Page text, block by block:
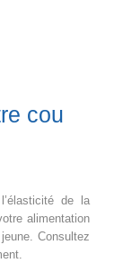
cou
de la
alimentation
Consultez